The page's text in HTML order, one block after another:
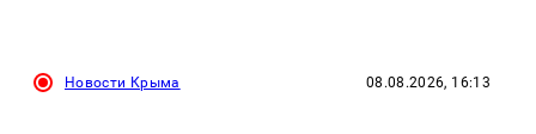
Новости Крыма 08.08.2026, 16:13